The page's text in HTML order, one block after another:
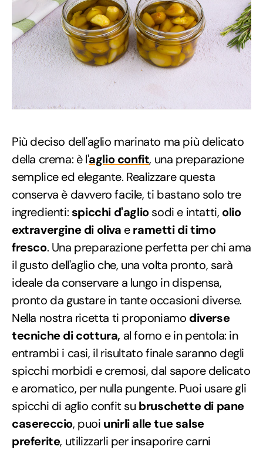
Più deciso dell'aglio marinato ma più delicato
della crema: è l'aglio confit, una preparazione
semplice ed elegante. Realizzare questa
conserva è davvero facile, ti bastano solo tre
ingredienti: spicchi d'agliosodi e intatti, olio
extravergine di oliva erametti di timo
fresco. Una preparazione perfetta per chi ama
il gusto dell'aglio che, una volta pronto, sarà
ideale da conservare a lungo in dispensa,
pronto da gustare in tante occasioni diverse.
Nella nostra ricetta ti proponiamo diverse
tecniche di cottura, al forno e in pentola: in
entrambi i casi, il risultato finale saranno degli
spicchi morbidi e cremosi, dal sapore delicato
e aromatico, per nulla pungente. Puoi usare gli
spicchi di aglio confit su bruschette di pane
casereccio, puoi unirli alle tue salse
preferite, utilizzarli per insaporire carni